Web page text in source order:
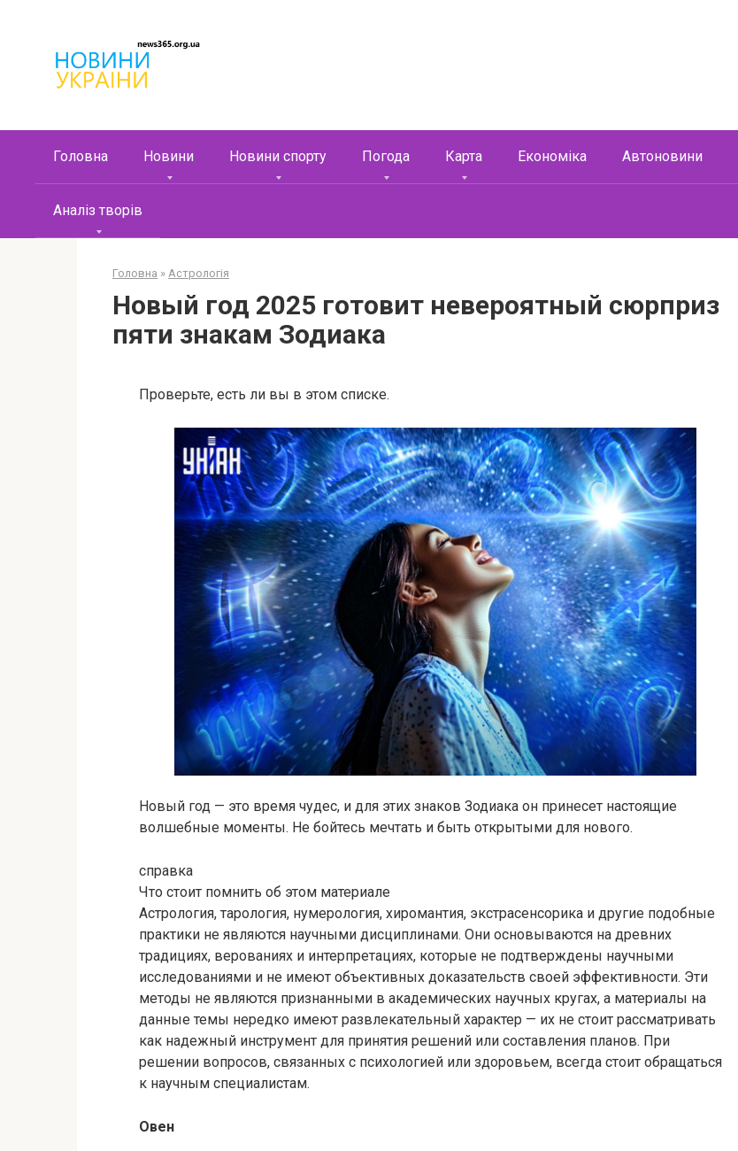
контенту
Головна Новини Новини спорту Погода Карта Економіка Автоновини
Аналіз творів
Головна » Астрологія
Новый год 2025 готовит невероятный сюрприз
пяти знакам Зодиака
Проверьте, есть ли вы в этом списке.
Новый год — это время чудес, и для этих знаков Зодиака он принесет настоящие
волшебные моменты. Не бойтесь мечтать и быть открытыми для нового.
справка
Что стоит помнить об этом материале
Астрология, тарология, нумерология, хиромантия, экстрасенсорика и другие подобные
практики не являются научными дисциплинами. Они основываются на древних
традициях, верованиях и интерпретациях, которые не подтверждены научными
исследованиями и не имеют объективных доказательств своей эффективности. Эти
методы не являются признанными в академических научных кругах, а материалы на
данные темы нередко имеют развлекательный характер — их не стоит рассматривать
как надежный инструмент для принятия решений или составления планов. При
решении вопросов, связанных с психологией или здоровьем, всегда стоит обращаться
к научным специалистам.
Овен